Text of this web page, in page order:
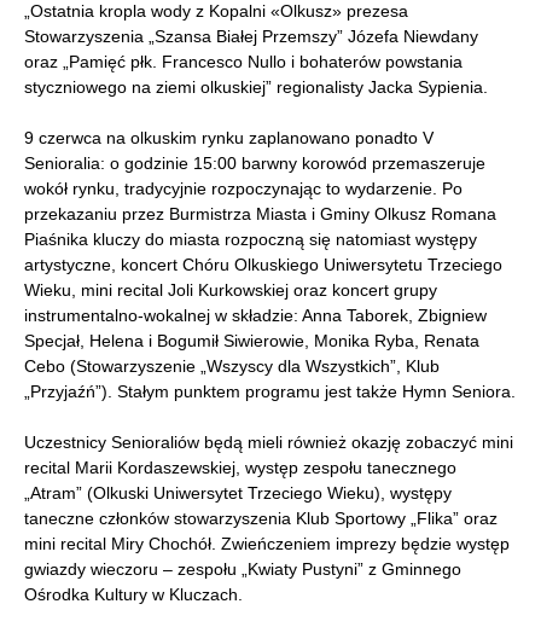
„Ostatnia kropla wody z Kopalni «Olkusz» prezesa
Stowarzyszenia „Szansa Białej Przemszy” Józefa Niewdany
oraz „Pamięć płk. Francesco Nullo i bohaterów powstania
styczniowego na ziemi olkuskiej” regionalisty Jacka Sypienia.
9 czerwca na olkuskim rynku zaplanowano ponadto V
Senioralia: o godzinie 15:00 barwny korowód przemaszeruje
wokół rynku, tradycyjnie rozpoczynając to wydarzenie. Po
przekazaniu przez Burmistrza Miasta i Gminy Olkusz Romana
Piaśnika kluczy do miasta rozpoczną się natomiast występy
artystyczne, koncert Chóru Olkuskiego Uniwersytetu Trzeciego
Wieku, mini recital Joli Kurkowskiej oraz koncert grupy
instrumentalno-wokalnej w składzie: Anna Taborek, Zbigniew
Specjał, Helena i Bogumił Siwierowie, Monika Ryba, Renata
Cebo (Stowarzyszenie „Wszyscy dla Wszystkich”, Klub
„Przyjaźń”). Stałym punktem programu jest także Hymn Seniora.
Uczestnicy Senioraliów będą mieli również okazję zobaczyć mini
recital Marii Kordaszewskiej, występ zespołu tanecznego
„Atram” (Olkuski Uniwersytet Trzeciego Wieku), występy
taneczne członków stowarzyszenia Klub Sportowy „Flika” oraz
mini recital Miry Chochół. Zwieńczeniem imprezy będzie występ
gwiazdy wieczoru – zespołu „Kwiaty Pustyni” z Gminnego
Ośrodka Kultury w Kluczach.